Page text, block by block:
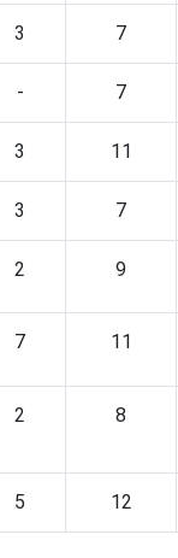
3 7
- 7
3 11
3 7
2 9
7 11
2 8
5 12